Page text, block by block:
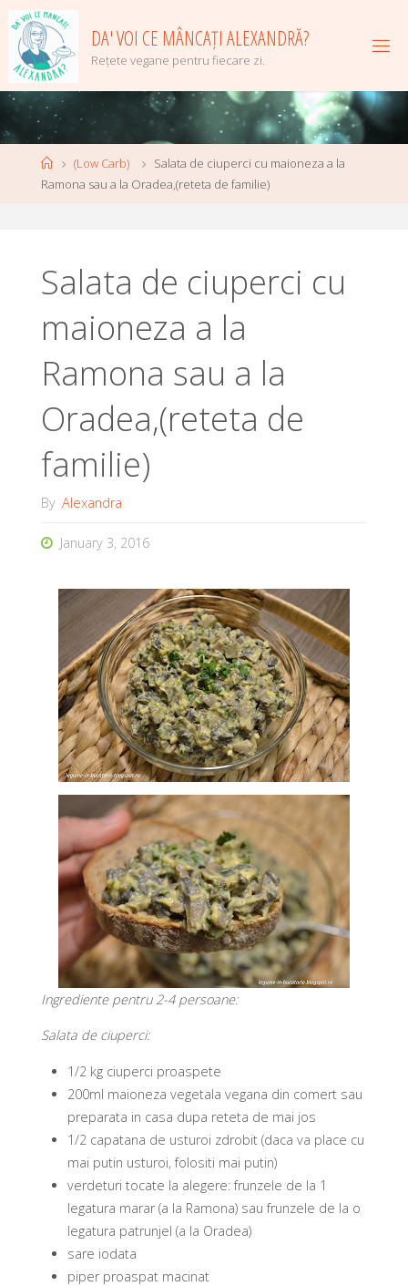
to
content
DA' VOI CE MÂNCAȚI ALEXANDRĂ?
Rețete vegane pentru fiecare zi.
Home(Low Carb)
Salata de ciuperci cu maioneza a la
Ramona sau a la Oradea,(reteta de familie)
Salata de ciuperci cu
maioneza a la
Ramona sau a la
Oradea,(reteta de
familie)
By Alexandra
January 3, 2016
Ingrediente pentru 2-4 persoane:
Salata de ciuperci:
1/2 kg ciuperci proaspete
200ml maioneza vegetala vegana din comert sau
preparata in casa dupa reteta de mai jos
1/2 capatana de usturoi zdrobit (daca va place cu
mai putin usturoi, folositi mai putin)
verdeturi tocate la alegere: frunzele de la 1
legatura marar (a la Ramona) sau frunzele de la o
legatura patrunjel (a la Oradea)
sare iodata
piper proaspat macinat